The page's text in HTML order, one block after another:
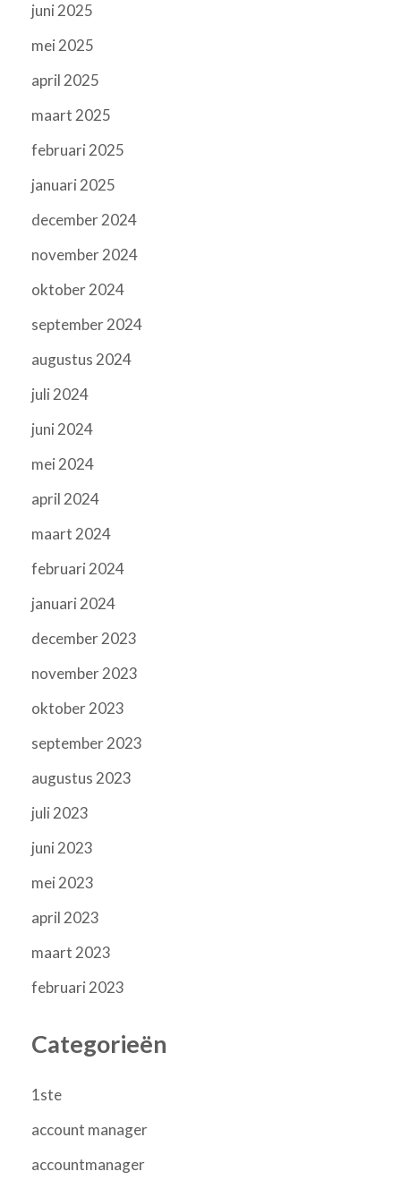
juni 2025
mei 2025
april 2025
maart 2025
februari 2025
januari 2025
december 2024
november 2024
oktober 2024
september 2024
augustus 2024
juli 2024
juni 2024
mei 2024
april 2024
maart 2024
februari 2024
januari 2024
december 2023
november 2023
oktober 2023
september 2023
augustus 2023
juli 2023
juni 2023
mei 2023
april 2023
maart 2023
februari 2023
Categorieën
1ste
account manager
accountmanager